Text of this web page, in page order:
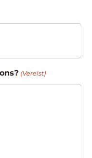
(Vereist)